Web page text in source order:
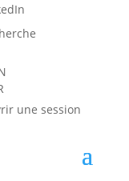
une session